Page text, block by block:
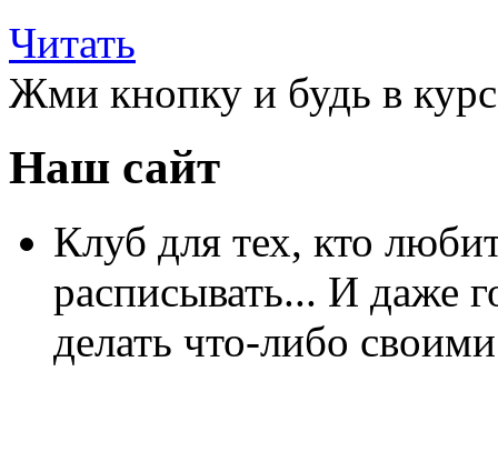
Читать
Жми кнопку и будь в
Наш сайт
Клуб для тех, кто
расписывать... И даже
делать что-либо